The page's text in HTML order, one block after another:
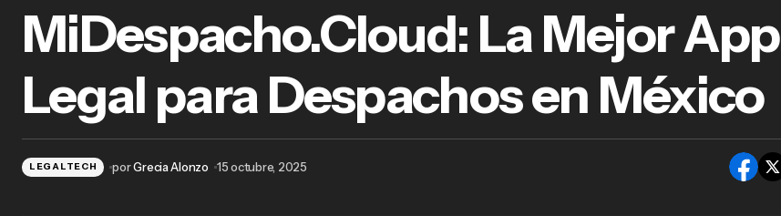
MiDespacho.Cloud: La Mejor App Legal para
Despachos en México
MiDespacho.Cloud: La Mejor App
Legal para Despachos en México
LEGALTECH porGrecia Alonzo 15 octubre, 2025